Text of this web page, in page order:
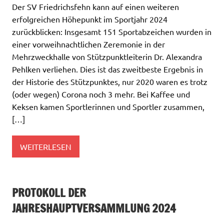
Der SV Friedrichsfehn kann auf einen weiteren
erfolgreichen Höhepunkt im Sportjahr 2024
zurückblicken: Insgesamt 151 Sportabzeichen wurden in
einer vorweihnachtlichen Zeremonie in der
Mehrzweckhalle von Stützpunktleiterin Dr. Alexandra
Pehlken verliehen. Dies ist das zweitbeste Ergebnis in
der Historie des Stützpunktes, nur 2020 waren es trotz
(oder wegen) Corona noch 3 mehr. Bei Kaffee und
Keksen kamen Sportlerinnen und Sportler zusammen,
[…]
WEITERLESEN
PROTOKOLL DER
JAHRESHAUPTVERSAMMLUNG 2024